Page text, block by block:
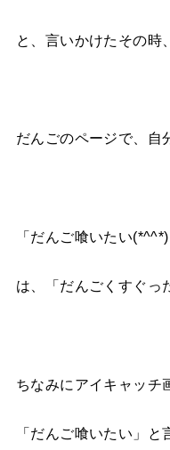
と、言いかけたその時
だんごのページで、
「だんご喰いたい(*^^*)
は、「だんごくすぐっ
ちなみにアイキャッチ
「だんご喰いたい」